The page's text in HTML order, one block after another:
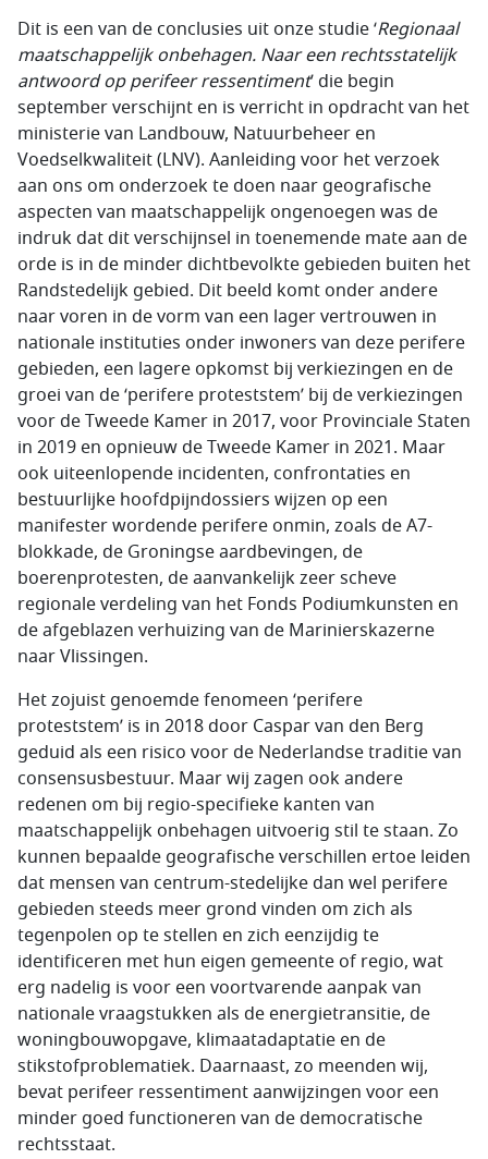
Dit is een van de conclusies uit onze studie ‘Regionaal
maatschappelijk onbehagen. Naar een rechtsstatelijk
antwoord op perifeer ressentiment’ die begin
september verschijnt en is verricht in opdracht van het
ministerie van Landbouw, Natuurbeheer en
Voedselkwaliteit (LNV). Aanleiding voor het verzoek
aan ons om onderzoek te doen naar geografische
aspecten van maatschappelijk ongenoegen was de
indruk dat dit verschijnsel in toenemende mate aan de
orde is in de minder dichtbevolkte gebieden buiten het
Randstedelijk gebied. Dit beeld komt onder andere
naar voren in de vorm van een lager vertrouwen in
nationale instituties onder inwoners van deze perifere
gebieden, een lagere opkomst bij verkiezingen en de
groei van de ‘perifere proteststem’ bij de verkiezingen
voor de Tweede Kamer in 2017, voor Provinciale Staten
in 2019 en opnieuw de Tweede Kamer in 2021. Maar
ook uiteenlopende incidenten, confrontaties en
bestuurlijke hoofdpijndossiers wijzen op een
manifester wordende perifere onmin, zoals de A7-
blokkade, de Groningse aardbevingen, de
boerenprotesten, de aanvankelijk zeer scheve
regionale verdeling van het Fonds Podiumkunsten en
de afgeblazen verhuizing van de Marinierskazerne
naar Vlissingen.
Het zojuist genoemde fenomeen ‘perifere
proteststem’ is in 2018 door Caspar van den Berg
geduid als een risico voor de Nederlandse traditie van
consensusbestuur. Maar wij zagen ook andere
redenen om bij regio-specifieke kanten van
maatschappelijk onbehagen uitvoerig stil te staan. Zo
kunnen bepaalde geografische verschillen ertoe leiden
dat mensen van centrum-stedelijke dan wel perifere
gebieden steeds meer grond vinden om zich als
tegenpolen op te stellen en zich eenzijdig te
identificeren met hun eigen gemeente of regio, wat
erg nadelig is voor een voortvarende aanpak van
nationale vraagstukken als de energietransitie, de
woningbouwopgave, klimaatadaptatie en de
stikstofproblematiek. Daarnaast, zo meenden wij,
bevat perifeer ressentiment aanwijzingen voor een
minder goed functioneren van de democratische
rechtsstaat.